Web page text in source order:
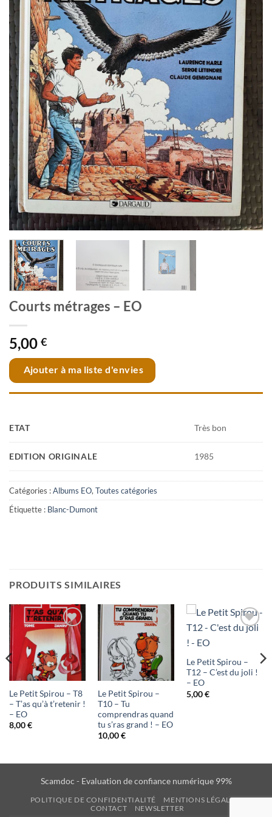
Courts métrages – EO
5,00 €
Ajouter à ma liste d'envies
ETAT Très bon
EDITION ORIGINALE 1985
Catégories :Albums EO,Toutes catégories
Étiquette : Blanc-Dumont
PRODUITS SIMILAIRES
Ajouter
à ma
liste
Le Petit Spirou – T8
– T’as qu’à t’retenir !
– EO
8,00€
Ajouter
à ma
liste
Le Petit Spirou –
T10 – Tu
comprendras quand
tu s’ras grand ! – EO
10,00€
liste
Le Petit Spirou –
T12 – C’est du joli !
– EO
5,00€
Scamdoc - Evaluation de confiance numérique 99%
POLITIQUE DE CONFIDENTIALITÉ
MENTIONS LÉGALES
CONTACT
NEWSLETTER